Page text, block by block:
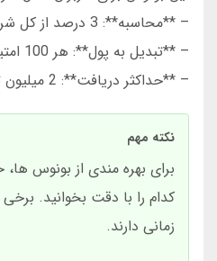
– **محاسبه**: 3 درصد از کل شرط های هفتگی
– **تبدیل به پول**: هر 100 امتیاز = 10 هزار تومان
– **حداکثر دریافت**: 2 میلیون تومان در ماه
نکته مهم
برای بهره مندی از بونوس
کدام را با دقت بخوانید.
زمانی دارند.